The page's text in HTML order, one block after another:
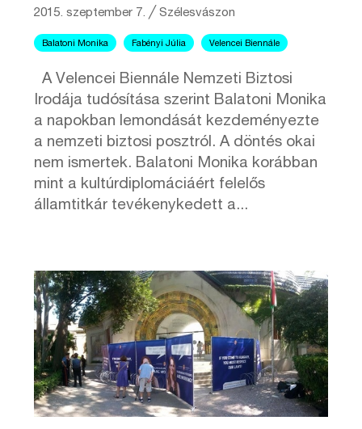
2015. szeptember 7. ╱Szélesvászon
Balatoni Monika Fabényi Júlia Velencei Biennále
A Velencei Biennále Nemzeti Biztosi
Irodája tudósítása szerint Balatoni Monika
a napokban lemondását kezdeményezte
a nemzeti biztosi posztról. A döntés okai
nem ismertek. Balatoni Monika korábban
mint a kultúrdiplomáciáért felelős
államtitkár tevékenykedett a...